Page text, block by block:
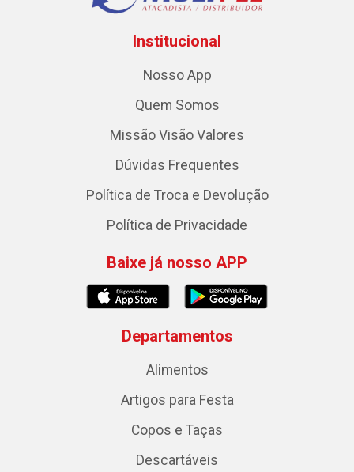
Institucional
Nosso App
Quem Somos
Missão Visão Valores
Dúvidas Frequentes
Política de Troca e Devolução
Política de Privacidade
Baixe já nosso APP
Departamentos
Alimentos
Artigos para Festa
Copos e Taças
Descartáveis